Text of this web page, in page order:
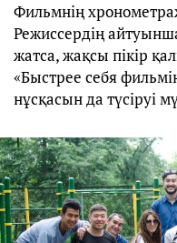
Фильмнің
Режиссердің
жатса, жақсы пікір
«Быстрее себя
нұсқасын да түсіруі